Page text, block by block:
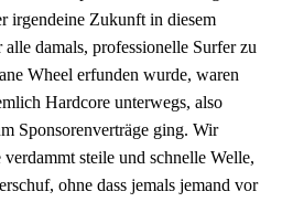
irgendeine Zukunft in diesem
damals, professionelle Surfer zu
Wheel erfunden wurde, waren
Hardcore unterwegs, also
Sponsorenverträge ging. Wir
steile und schnelle Welle,
ohne dass jemals jemand vor